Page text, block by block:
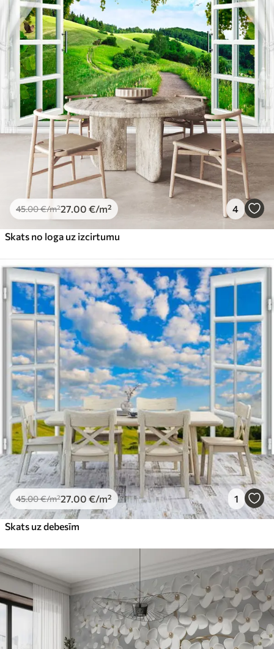
45.00€/m²27 .00 €/m² 4
Skats no loga uz izcirtumu
45.00€/m²27.00 €/m² 1
Skats uz debesīm